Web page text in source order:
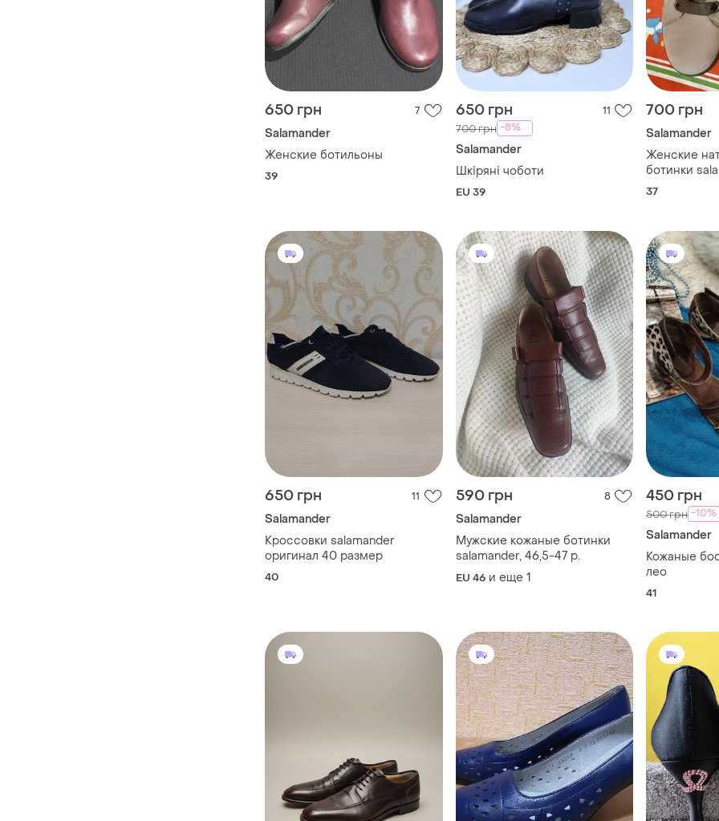
650 грн 7
Salamander
Женские ботильоны
39
650 грн 11
700 грн -8%
Salamander
Шкіряні чоботи
EU 39
700 грн
Salamander
Женские
ботинки
37
650 грн 11
Salamander
Кроссовки salamander
оригинал 40 размер
40
590 грн 8
Salamander
Мужские кожаные ботинки
salamander, 46,5-47 р.
EU 46 и еще 1
450 грн
500 грн -10%
Salamander
Кожаные
лео
41